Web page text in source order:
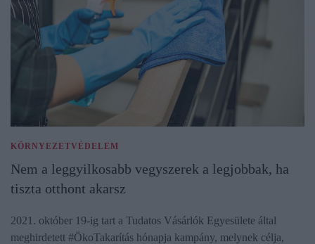
KÖRNYEZETVÉDELEM
Nem a leggyilkosabb vegyszerek a legjobbak, ha
tiszta otthont akarsz
2021. október 19-ig tart a Tudatos Vásárlók Egyesülete által
meghirdetett #ÖkoTakarítás hónapja kampány, melynek célja,